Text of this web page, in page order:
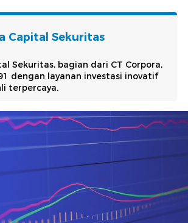
Capital Sekuritas
Sekuritas, bagian dari CT Corpora,
dengan layanan investasi inovatif
terpercaya.